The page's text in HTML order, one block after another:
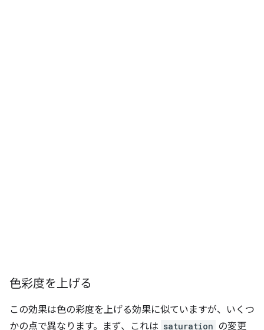
色彩度を上げる
この効果は色の彩度を上げる効果に似ていますが、いくつ
かの点で異なります。まず、これは saturation の変更